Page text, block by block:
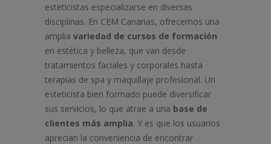
esteticistas especializarse en diversas
disciplinas. En CEM Canarias, ofrecemos una
amplia variedad de cursos de formación
en estética y belleza, que van desde
tratamientos faciales y corporales hasta
terapias de spa y maquillaje profesional. Un
esteticista bien formado puede diversificar
sus servicios, lo que atrae a una base de
clientes más amplia. Y es que los usuarios
aprecian la conveniencia de encontrar